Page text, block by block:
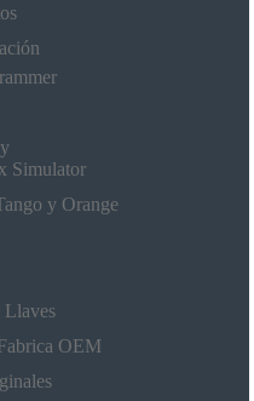
Simulator
y Orange
Llaves
OEM